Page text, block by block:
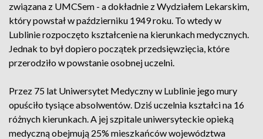
związana z UMCSem - a dokładnie z Wydziałem Lekarskim,
który powstał w październiku 1949 roku. To wtedy w
Lublinie rozpoczęto kształcenie na kierunkach medycznych.
Jednak to był dopiero początek przedsięwzięcia, które
przerodziło w powstanie osobnej uczelni.
Przez 75 lat Uniwersytet Medyczny w Lublinie jego mury
opuściło tysiące absolwentów. Dziś uczelnia kształci na 16
różnych kierunkach. A jej szpitale uniwersyteckie opieką
medyczną obejmują 25% mieszkańców województwa